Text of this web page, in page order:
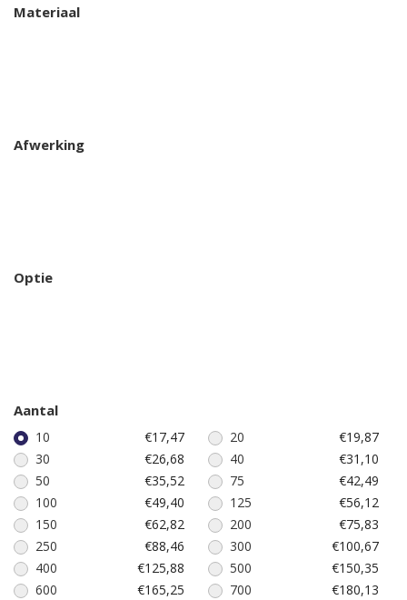
Materiaal
Afwerking
Optie
Aantal
10 €17,47 20
€19,87
30
€26,68 40
€31,10
50
€35,52 75
€42,49
100
€49,40 125
€56,12
150
€62,82 200
€75,83
250
€88,46 300
€100,67
400
€125,88 500
€150,35
600
€165,25 700
€180,13